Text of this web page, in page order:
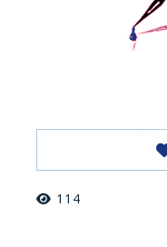
114